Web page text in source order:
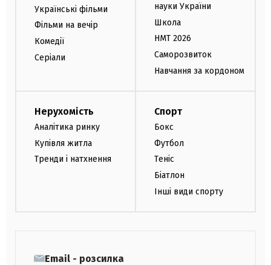
Українські фільми
Фільми на вечір
Комедії
Серіали
науки України
Школа
НМТ 2026
Саморозвиток
Навчання за кордоном
Нерухомість
Аналітика ринку
Купівля житла
Тренди і натхнення
Спорт
Бокс
Футбол
Теніс
Біатлон
Інші види спорту
Email - розсилка